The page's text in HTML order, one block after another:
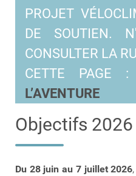
PROJET
DE SOUTIEN.
CONSULTER LA
CETTE PAGE :
L’AVENTURE
Objectifs 2026
Du 28 juin au 7 juillet 2026